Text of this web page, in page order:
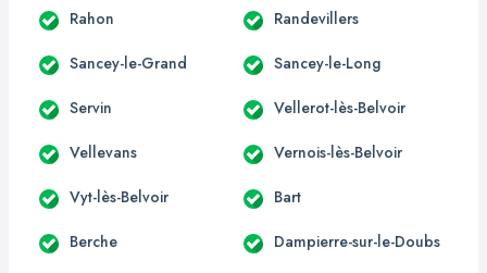
Rahon Randevillers
Sancey-le-Grand Sancey-le-Long
Servin Vellerot-lès-Belvoir
Vellevans Vernois-lès-Belvoir
Vyt-lès-Belvoir Bart
Berche Dampierre-sur-le-Doubs